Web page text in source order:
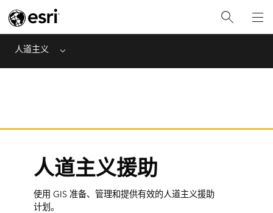
人道主义 Menu
人道主义援助
使用 GIS 准备、管理和提供有效的人道主义援助
计划。